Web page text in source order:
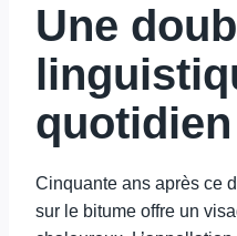
Une
quotidien
Cinquante ans après ce
sur le bitume offre un